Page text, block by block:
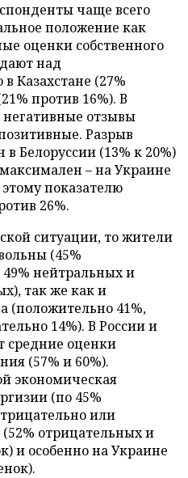
чаще всего
положение как
оценки собственного
над
Казахстане (27%
против 16%). В
негативные отзывы
Разрыв
Белоруссии (13% к 20%)
– на Украине
показателю
26%.
ситуации, то жители
(45%
нейтральных и
так же как и
(положительно 41%,
14%). В России и
средние оценки
(57% и 60%).
экономическая
(по 45%
или
отрицательных и
и особенно на Украине